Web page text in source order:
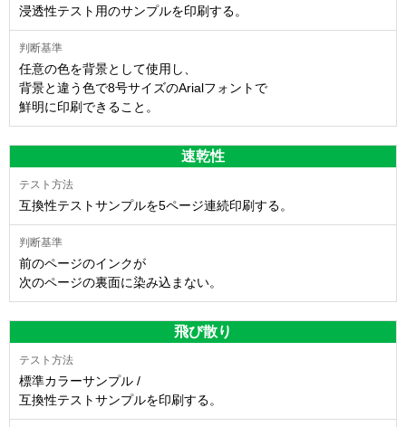
浸透性テスト用のサンプルを印刷する。
任意の色を背景として使用し、
背景と違う色で8号サイズのArialフォントで
鮮明に印刷できること。
速乾性
互換性テストサンプルを5ページ連続印刷する。
前のページのインクが
次のページの裏面に染み込まない。
飛び散り
標準カラーサンプル /
互換性テストサンプルを印刷する。